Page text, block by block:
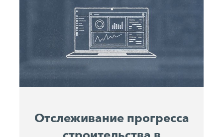
Отслеживание прогресса